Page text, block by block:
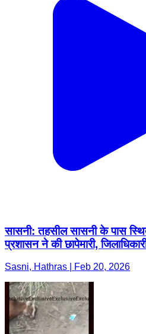
सासनी: तहसील सासनी के पास
प्रशासन ने की छापेमारी,
Sasni, Hathras | Feb 20, 2026